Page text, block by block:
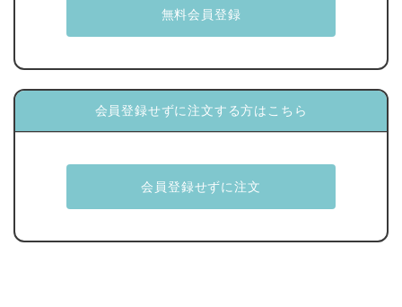
会員登録せずに注文する方はこちら